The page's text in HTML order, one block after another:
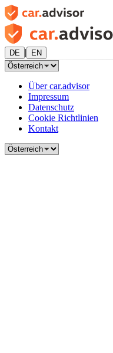
DE | EN
Über car.advisor
Impressum
Datenschutz
Cookie Richtlinien
Kontakt